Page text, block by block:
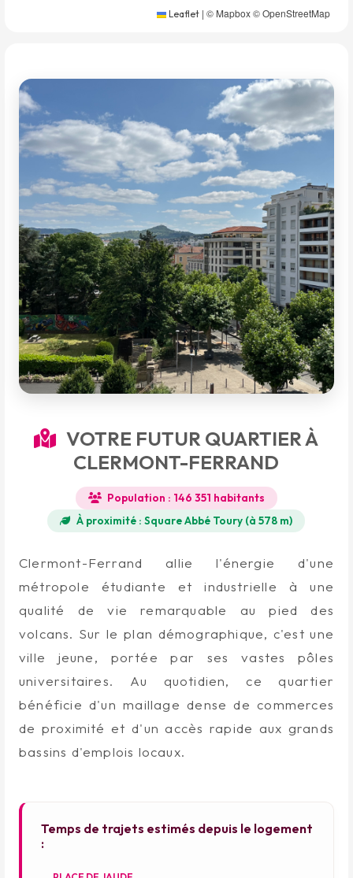
Leaflet | © Mapbox © OpenStreetMap
VOTRE FUTUR QUARTIER À
CLERMONT-FERRAND
Population : 146 351 habitants
À proximité : Square Abbé Toury (à 578 m)
Clermont-Ferrand allie l'énergie d'une
métropole étudiante et industrielle à une
qualité de vie remarquable au pied des
volcans. Sur le plan démographique, c'est une
ville jeune, portée par ses vastes pôles
universitaires. Au quotidien, ce quartier
bénéficie d'un maillage dense de commerces
de proximité et d'un accès rapide aux grands
bassins d'emplois locaux.
Temps de trajets estimés depuis le logement
: